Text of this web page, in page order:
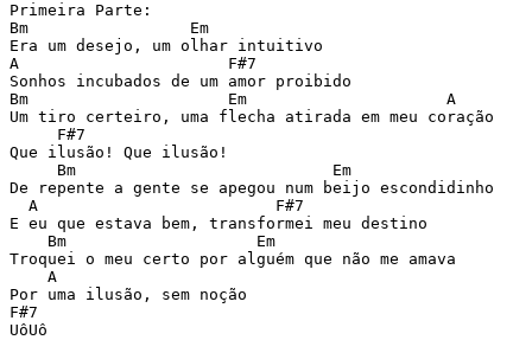
Primeira Parte:
Bm                 Em
Era um desejo, um olhar intuitivo
A                      F#7
Sonhos incubados de um amor proibido
Bm                     Em                     A
Um tiro certeiro, uma flecha atirada em meu coração
     F#7
Que ilusão! Que ilusão!
     Bm                           Em
De repente a gente se apegou num beijo escondidinho
  A                         F#7
E eu que estava bem, transformei meu destino
    Bm                    Em
Troquei o meu certo por alguém que não me amava
    A
Por uma ilusão, sem noção
F#7
UôUô